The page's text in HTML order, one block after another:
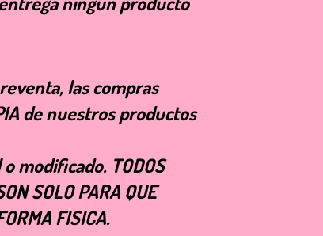
las compras
de nuestros productos
modificado. TODOS
SOLO PARA QUE
FISICA.